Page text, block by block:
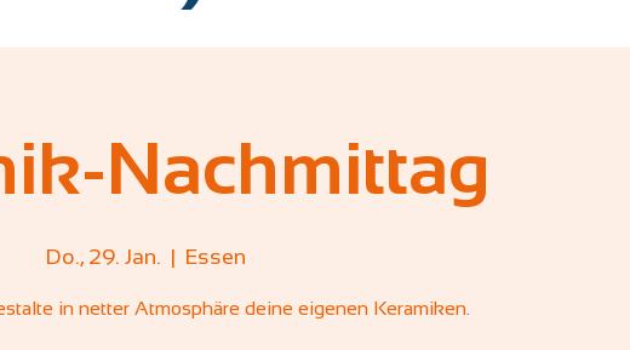
Nachmittag
Do., 29. Jan.
  |
Essen
in netter Atmosphäre deine eigenen Keramiken.